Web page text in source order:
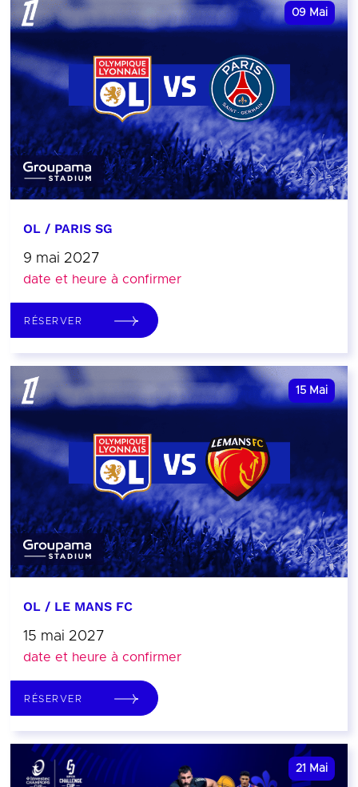
09 Mai
OL / PARIS SG
9 mai 2027
date et heure à confirmer
RÉSERVER
15 Mai
OL / LE MANS FC
15 mai 2027
date et heure à confirmer
RÉSERVER
21 Mai